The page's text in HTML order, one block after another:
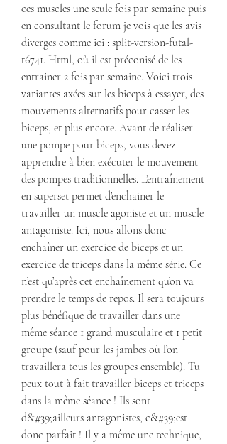
ces muscles une seule fois par semaine puis
en consultant le forum je vois que les avis
diverges comme ici : split-version-futal-
t6741. Html, où il est préconisé de les
entrainer 2 fois par semaine. Voici trois
variantes axées sur les biceps à essayer, des
mouvements alternatifs pour casser les
biceps, et plus encore. Avant de réaliser
une pompe pour biceps, vous devez
apprendre à bien exécuter le mouvement
des pompes traditionnelles. L’entraînement
en superset permet d’enchainer le
travailler un muscle agoniste et un muscle
antagoniste. Ici, nous allons donc
enchaîner un exercice de biceps et un
exercice de triceps dans la même série. Ce
n’est qu’après cet enchaînement qu’on va
prendre le temps de repos. Il sera toujours
plus bénéfique de travailler dans une
même séance 1 grand musculaire et 1 petit
groupe (sauf pour les jambes où l’on
travaillera tous les groupes ensemble). Tu
peux tout à fait travailler biceps et triceps
dans la même séance ! Ils sont
d&#39;ailleurs antagonistes, c&#39;est
donc parfait ! Il y a même une technique,